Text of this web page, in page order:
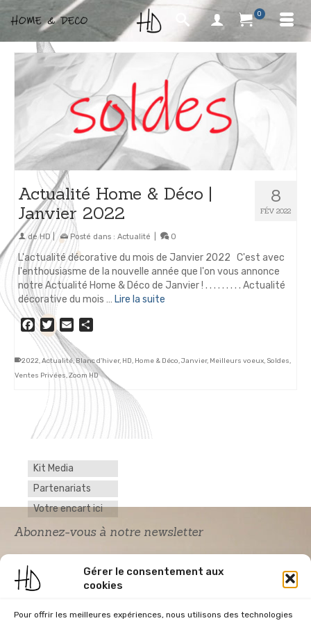
Gérer le consentement aux
cookies
Pour offrir les meilleures expériences, nous utilisons des technologies
0
8
FÉV 2022
Actualité Home & Déco |
Janvier 2022
deHD | Posté dans : Actualité 0
L'actualité décorative du mois de Janvier 2022 C'est avec
l'enthousiasme de la nouvelle année que l'on vous annonce
notre Actualité Home & Déco de Janvier ! . . . . . . . . . Actualité
décorative du mois … Lire la suite
Facebook
Twitter
Email
2022,Actualité,Blanc d'hiver, HD, Home & Déco,Janvier, Meilleurs voeux, Soldes,
Ventes Privées,Zoom HD
Kit Media
Partenariats
Votre encart ici
Abonnez-vous à notre newsletter